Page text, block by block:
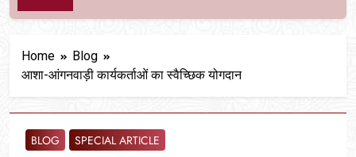
Home
Blog
आशा-आंगनवाड़ी कार्यकर्ताओं का स्वैच्छिक योगदान
BLOG SPECIAL ARTICLE